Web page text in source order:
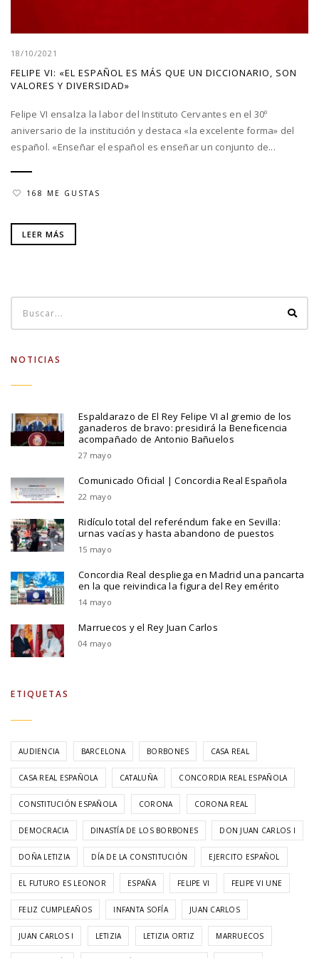
18/10/2021
FELIPE VI: «EL ESPAÑOL ES MÁS QUE UN DICCIONARIO, SON
VALORES Y DIVERSIDAD»
Felipe VI ensalza la labor del Instituto Cervantes en el 30º
aniversario de la institución y destaca «la excelente forma» del
español. «Enseñar el español es enseñar un conjunto de...
168 ME GUSTAS
LEER MÁS
NOTICIAS
Espaldarazo de El Rey Felipe VI al gremio de los
ganaderos de bravo: presidirá la Beneficencia
acompañado de Antonio Bañuelos
27 mayo
Comunicado Oficial | Concordia Real Española
22 mayo
Ridículo total del referéndum fake en Sevilla:
urnas vacías y hasta abandono de puestos
15 mayo
Concordia Real despliega en Madrid una pancarta
en la que reivindica la figura del Rey emérito
14 mayo
Marruecos y el Rey Juan Carlos
04 mayo
ETIQUETAS
AUDIENCIA BARCELONA BORBONES CASA REAL
CASA REAL ESPAÑOLA CATALUÑA CONCORDIA REAL ESPAÑOLA
CONSTITUCIÓN ESPAÑOLA CORONA CORONA REAL
DEMOCRACIA DINASTÍA DE LOS BORBONES DON JUAN CARLOS I
DOÑA LETIZIA DÍA DE LA CONSTITUCIÓN EJERCITO ESPAÑOL
EL FUTURO ES LEONOR ESPAÑA FELIPE VI FELIPE VI UNE
FELIZ CUMPLEAÑOS INFANTA SOFÍA JUAN CARLOS
JUAN CARLOS I LETIZIA LETIZIA ORTIZ MARRUECOS